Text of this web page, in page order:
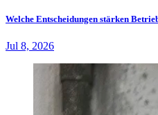
Welche Entscheidungen stärken
Jul 8, 2026